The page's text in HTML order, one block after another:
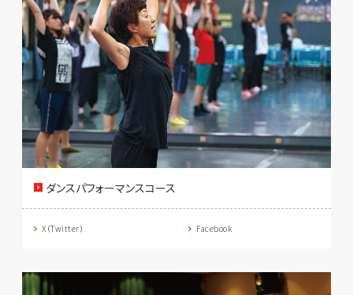
ダンスパフォーマンスコース
X（Twitter） Facebook